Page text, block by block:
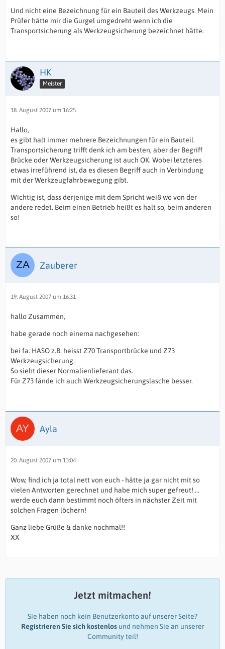
Und nicht eine Bezeichnung für ein Bauteil des Werkzeugs. Mein
Prüfer hätte mir die Gurgel umgedreht wenn ich die
Transportsicherung als Werkzeugsicherung bezeichnet hätte.
HK
Meister
18. August 2007 um 16:25
Hallo,
es gibt halt immer mehrere Bezeichnungen für ein Bauteil.
Transportsicherung trifft denk ich am besten, aber der Begriff
Brücke oder Werkzeugsicherung ist auch OK. Wobei letzteres
etwas irreführend ist, da es diesen Begriff auch in Verbindung
mit der Werkzeugfahrbewegung gibt.
Wichtig ist, dass derjenige mit dem Spricht weiß wo von der
andere redet. Beim einen Betrieb heißt es halt so, beim anderen
so!
Zauberer
19. August 2007 um 16:31
hallo Zusammen,
habe gerade noch einema nachgesehen:
bei fa. HASO z.B. heisst Z70 Transportbrücke und Z73
Werkzeugsicherung.
So sieht dieser Normalienlieferant das.
Für Z73 fände ich auch Werkzeugsicherungslasche besser.
Ayla
20. August 2007 um 13:04
Wow, find ich ja total nett von euch - hätte ja gar nicht mit so
vielen Antworten gerechnet und habe mich super gefreut! ...
werde euch dann bestimmt noch öfters in nächster Zeit mit
solchen Fragen löchern!
Ganz liebe Grüße & danke nochmal!!
XX
Jetzt mitmachen!
Sie haben noch kein Benutzerkonto auf unserer Seite?
Registrieren Sie sich kostenlosund nehmen Sie an unserer
Community teil!